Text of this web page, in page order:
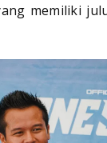
memiliki